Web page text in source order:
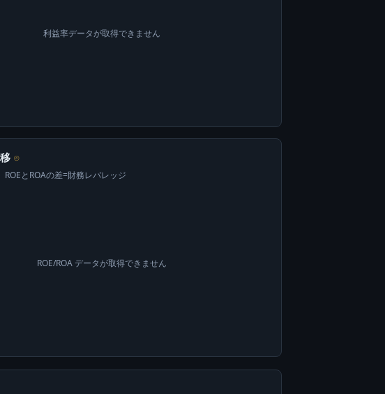
利益率データが取得できません
⊙
ROEとROAの差=財務レバレッジ
ROE/ROA データが取得できません